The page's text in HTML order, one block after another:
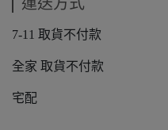
7-11 取貨不付款
全家 取貨不付款
宅配